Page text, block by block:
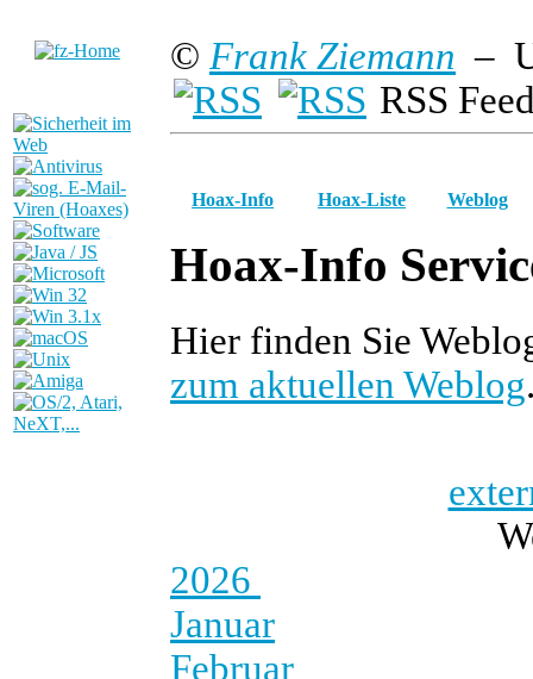
© Frank Ziemann –
RSS
Hoax-Info Hoax-Liste Weblog
Hoax-Info
Hier finden Sie
zum aktuellen Weblog
2026
Januar
Februar